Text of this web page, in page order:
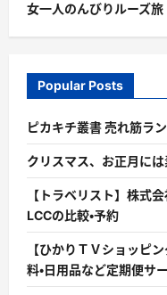
女一人のんびりルーズ旅
Popular Posts
ピカキチ叢書 売れ筋ラ
クリスマス、お正月に
【トラベリスト】株式
LCCの比較・予約
【ひかりＴＶショッピ
料・日用品など定期便サ